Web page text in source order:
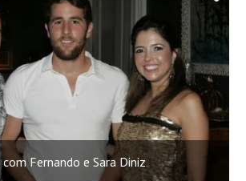
Fernando e Sara Diniz